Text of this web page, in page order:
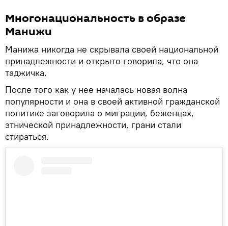
Многонациональность в образе
Манижи
Манижа никогда не скрывала своей национальной
принадлежности и открыто говорила, что она
таджичка.
После того как у нее началась новая волна
популярности и она в своей активной гражданской
политике заговорила о миграции, беженцах,
этнической принадлежности, грани стали
стираться.